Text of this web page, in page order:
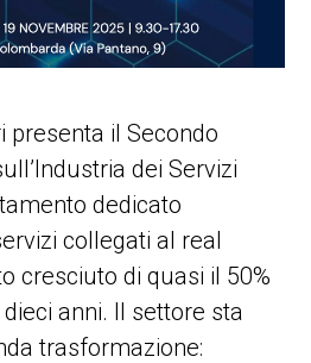
presenta il Secondo
dei Servizi
dedicato
collegati al real
cresciuto di quasi il 50%
anni. Il settore sta
trasformazione: